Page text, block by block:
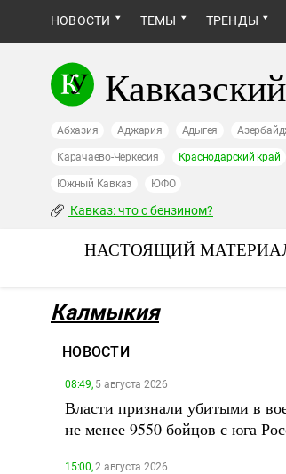
НОВОСТИ ТЕМЫ ТРЕНДЫ
Абхазия Аджария Адыгея
Карачаево-Черкесия Краснодарский край
Южный Кавказ ЮФО
Кавказ: что с бензином?
НАСТОЯЩИЙ
Калмыкия
НОВОСТИ
08:49,5 августа 2026
Власти признали убитыми в
не менее 9550 бойцов с юга
15:00,2 августа 2026